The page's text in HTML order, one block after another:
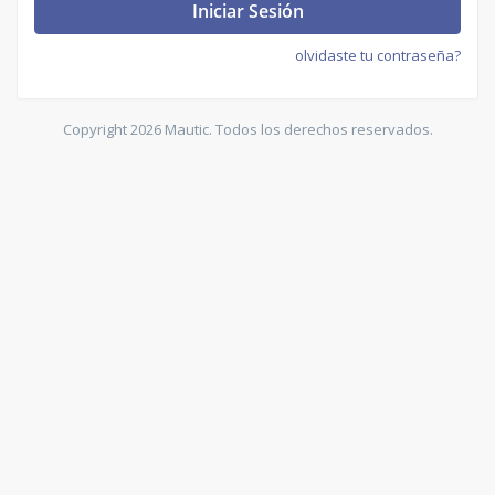
Iniciar Sesión
olvidaste tu contraseña?
Copyright 2026 Mautic. Todos los derechos reservados.